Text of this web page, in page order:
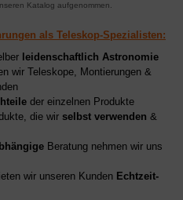
Katalog aufgenommen.
als Teleskop-Spezialisten:
leidenschaftlich Astronomie
wir Teleskope, Montierungen &
der einzelnen Produkte
die wir selbst verwenden &
Beratung nehmen wir uns
wir unseren Kunden Echtzeit-